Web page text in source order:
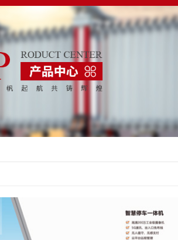
岗亭
陕西警务岗亭
陕西警务岗亭
电动伸缩门
移动厕所
车牌识别
公司动态
其他